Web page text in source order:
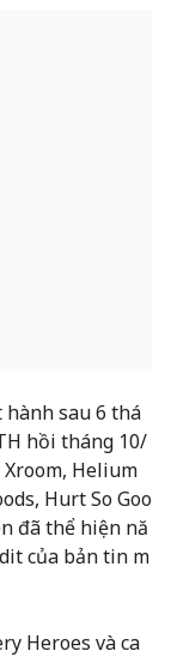
sau 6 thá
hồi tháng 10/
Xroom, Helium
Hurt So Goo
đã thể hiện nă
của bản tin m
Heroes và ca